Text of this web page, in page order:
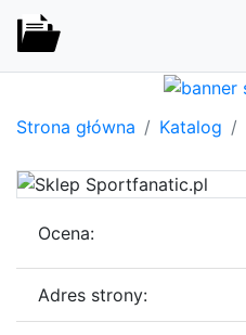
Strona główna Katalog
Ocena:
Adres strony: